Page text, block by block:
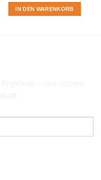
IN DEN WARENKORB